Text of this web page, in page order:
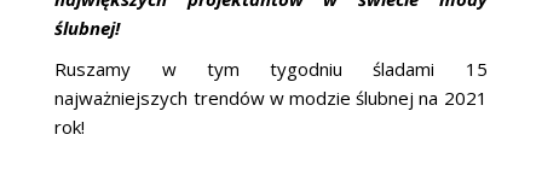
ślubnej!
Ruszamy w tym tygodniu śladami 15
najważniejszych trendów w modzie ślubnej na 2021
rok!